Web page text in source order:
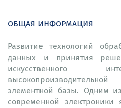
общая информация
Развитие технологий
данных и принятия
искусственного
элементной базы. Одним
современной электроники